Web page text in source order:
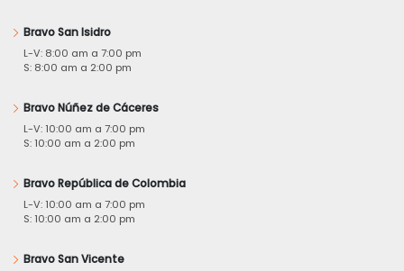
Bravo San Isidro
L-V: 8:00 am a 7:00 pm
S: 8:00 am a 2:00 pm
Bravo Núñez de Cáceres
L-V: 10:00 am a 7:00 pm
S: 10:00 am a 2:00 pm
Bravo República de Colombia
L-V: 10:00 am a 7:00 pm
S: 10:00 am a 2:00 pm
Bravo San Vicente